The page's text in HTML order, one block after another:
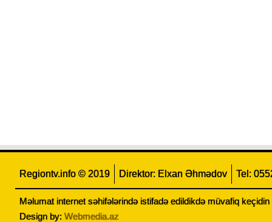
Regiontv.info © 2019 Direktor: Elxan Əhmədov Tel:
Məlumat internet səhifələrində istifadə edildikdə müvafiq keçidin
Design by: Webmedia.az